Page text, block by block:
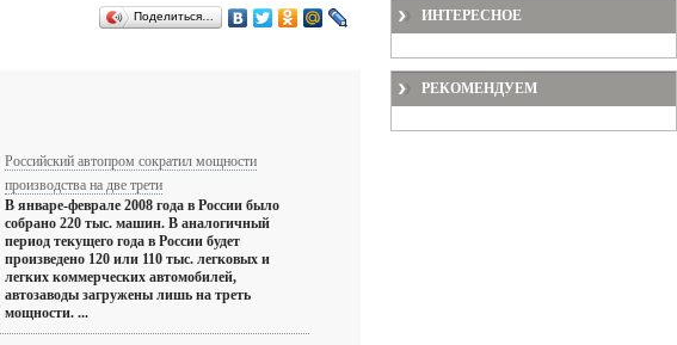
Поделиться…
Российский автопром сократил мощности
производства на две трети
В январе-феврале 2008 года в России было
собрано 220 тыс. машин. В аналогичный
период текущего года в России будет
произведено 120 или 110 тыс. легковых и
легких коммерческих автомобилей,
автозаводы загружены лишь на треть
мощности. ...
ИНТЕРЕСНОЕ
РЕКОМЕНДУЕМ